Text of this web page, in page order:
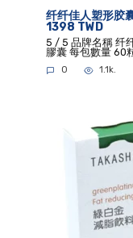
纤纤佳人塑形胶
1398 TWD
5 / 5 品牌名稱 纤
膠囊 每包數量 60
0 1.1k.